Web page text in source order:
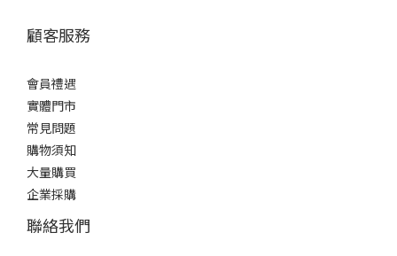
顧客服務
會員禮遇
實體門市
常見問題
購物須知
大量購買
企業採購
聯絡我們